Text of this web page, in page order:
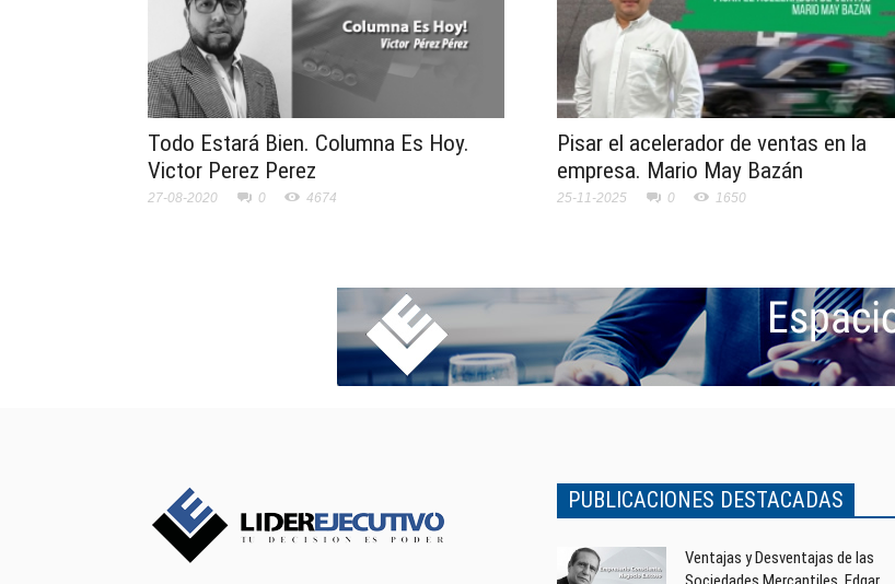
Todo Estará Bien. Columna Es Hoy.
Victor Perez Perez
27-08-2020 0 4674
Pisar el acelerador de ventas en la
empresa. Mario May Bazán
25-11-2025 0 1650
PUBLICACIONES DESTACADAS
Ventajas y Desventajas de las